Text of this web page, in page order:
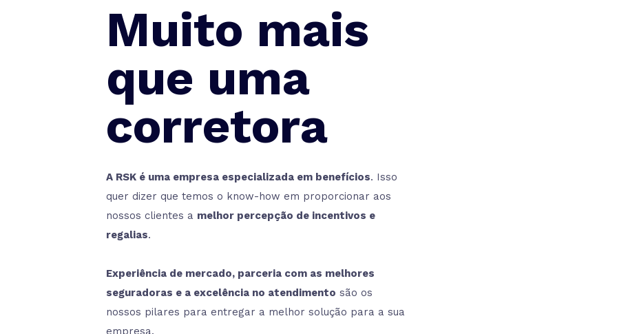
Muito mais
que uma
corretora
A RSK é uma empresa especializada em benefícios. Isso
quer dizer que temos o know-how em proporcionar aos
nossos clientes a melhor percepção de incentivos e
regalias.
Experiência de mercado, parceria com as melhores
seguradoras e a excelência no atendimento são os
nossos pilares para entregar a melhor solução para a sua
empresa.